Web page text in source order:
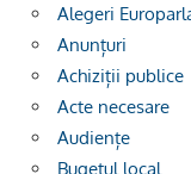
Alegeri
Anunțuri
Achiziții publice
Acte necesare
Audiențe
Bugetul local